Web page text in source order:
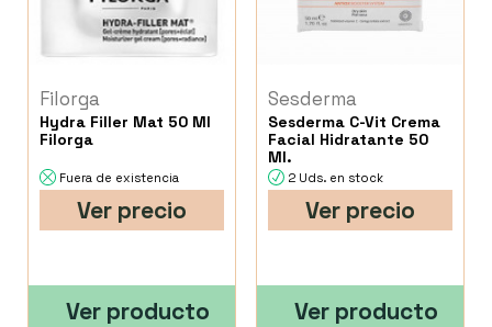
Filorga
Hydra Filler Mat 50 Ml
Filorga
Fuera de existencia
Ver precio
Ver producto
Sesderma
Sesderma C-Vit Crema
Facial Hidratante 50
Ml.
2 Uds. en stock
Ver precio
Ver producto